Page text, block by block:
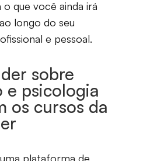
que você ainda irá
longo do seu
e pessoal.
sobre
e psicologia
os cursos da
plataforma de